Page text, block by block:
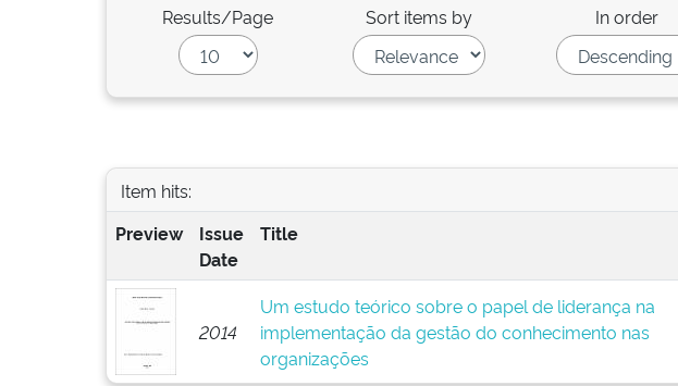
Results/Page Sort items by In order
Item hits:
Preview
Issue
Date
Title
2014
Um estudo teórico sobre o papel de liderança na
implementação da gestão do conhecimento nas
organizações